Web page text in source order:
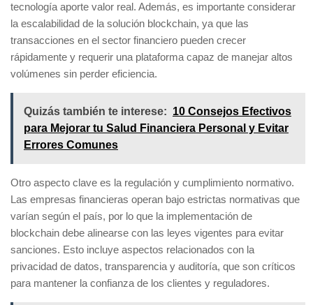
tecnología aporte valor real. Además, es importante considerar
la escalabilidad de la solución blockchain, ya que las
transacciones en el sector financiero pueden crecer
rápidamente y requerir una plataforma capaz de manejar altos
volúmenes sin perder eficiencia.
Quizás también te interese: 10 Consejos Efectivos
para Mejorar tu Salud Financiera Personal y Evitar
Errores Comunes
Otro aspecto clave es la regulación y cumplimiento normativo.
Las empresas financieras operan bajo estrictas normativas que
varían según el país, por lo que la implementación de
blockchain debe alinearse con las leyes vigentes para evitar
sanciones. Esto incluye aspectos relacionados con la
privacidad de datos, transparencia y auditoría, que son críticos
para mantener la confianza de los clientes y reguladores.